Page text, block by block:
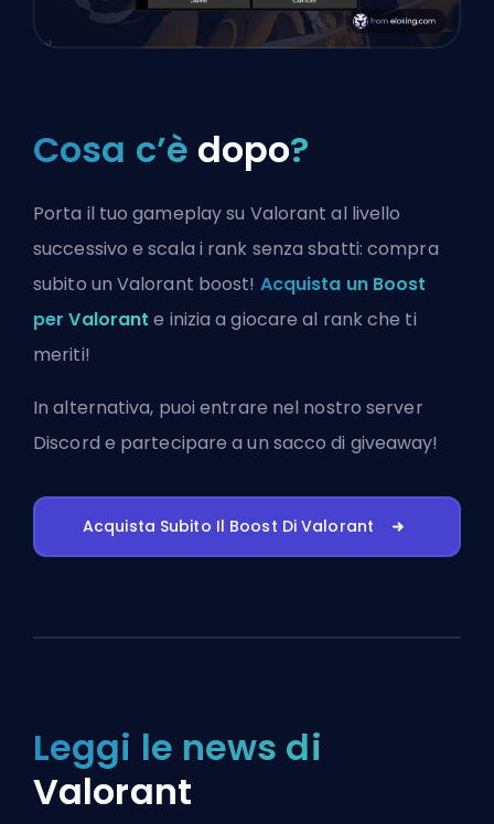
Cosa c’è dopo?
Porta il tuo gameplay su Valorant al livello
successivo e scala i rank senza sbatti: compra
subito un Valorant boost! Acquista un Boost
per Valorant e inizia a giocare al rank che ti
meriti!
In alternativa, puoientrare nel nostro server
Discord e partecipare a un sacco di giveaway!
Acquista Subito Il Boost Di Valorant
Leggi le news di
Valorant